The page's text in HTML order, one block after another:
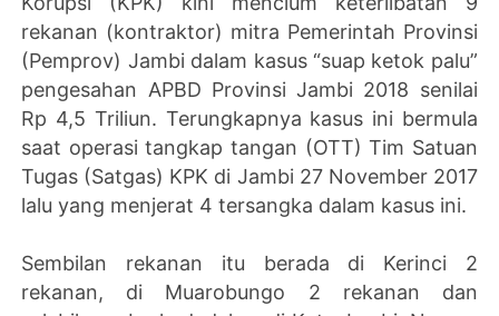
rekanan (kontraktor) mitra Pemerintah Provinsi
(Pemprov) Jambi dalam kasus “suap ketok palu”
pengesahan APBD Provinsi Jambi 2018 senilai
Rp 4,5 Triliun. Terungkapnya kasus ini bermula
saat operasi tangkap tangan (OTT) Tim Satuan
Tugas (Satgas) KPK di Jambi 27 November 2017
lalu yang menjerat 4 tersangka dalam kasus ini.
Sembilan rekanan itu berada di Kerinci 2
rekanan, di Muarobungo 2 rekanan dan